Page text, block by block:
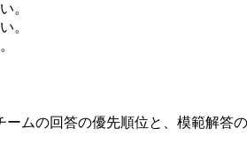
。
。
ムの回答の優先順位と、模範解答